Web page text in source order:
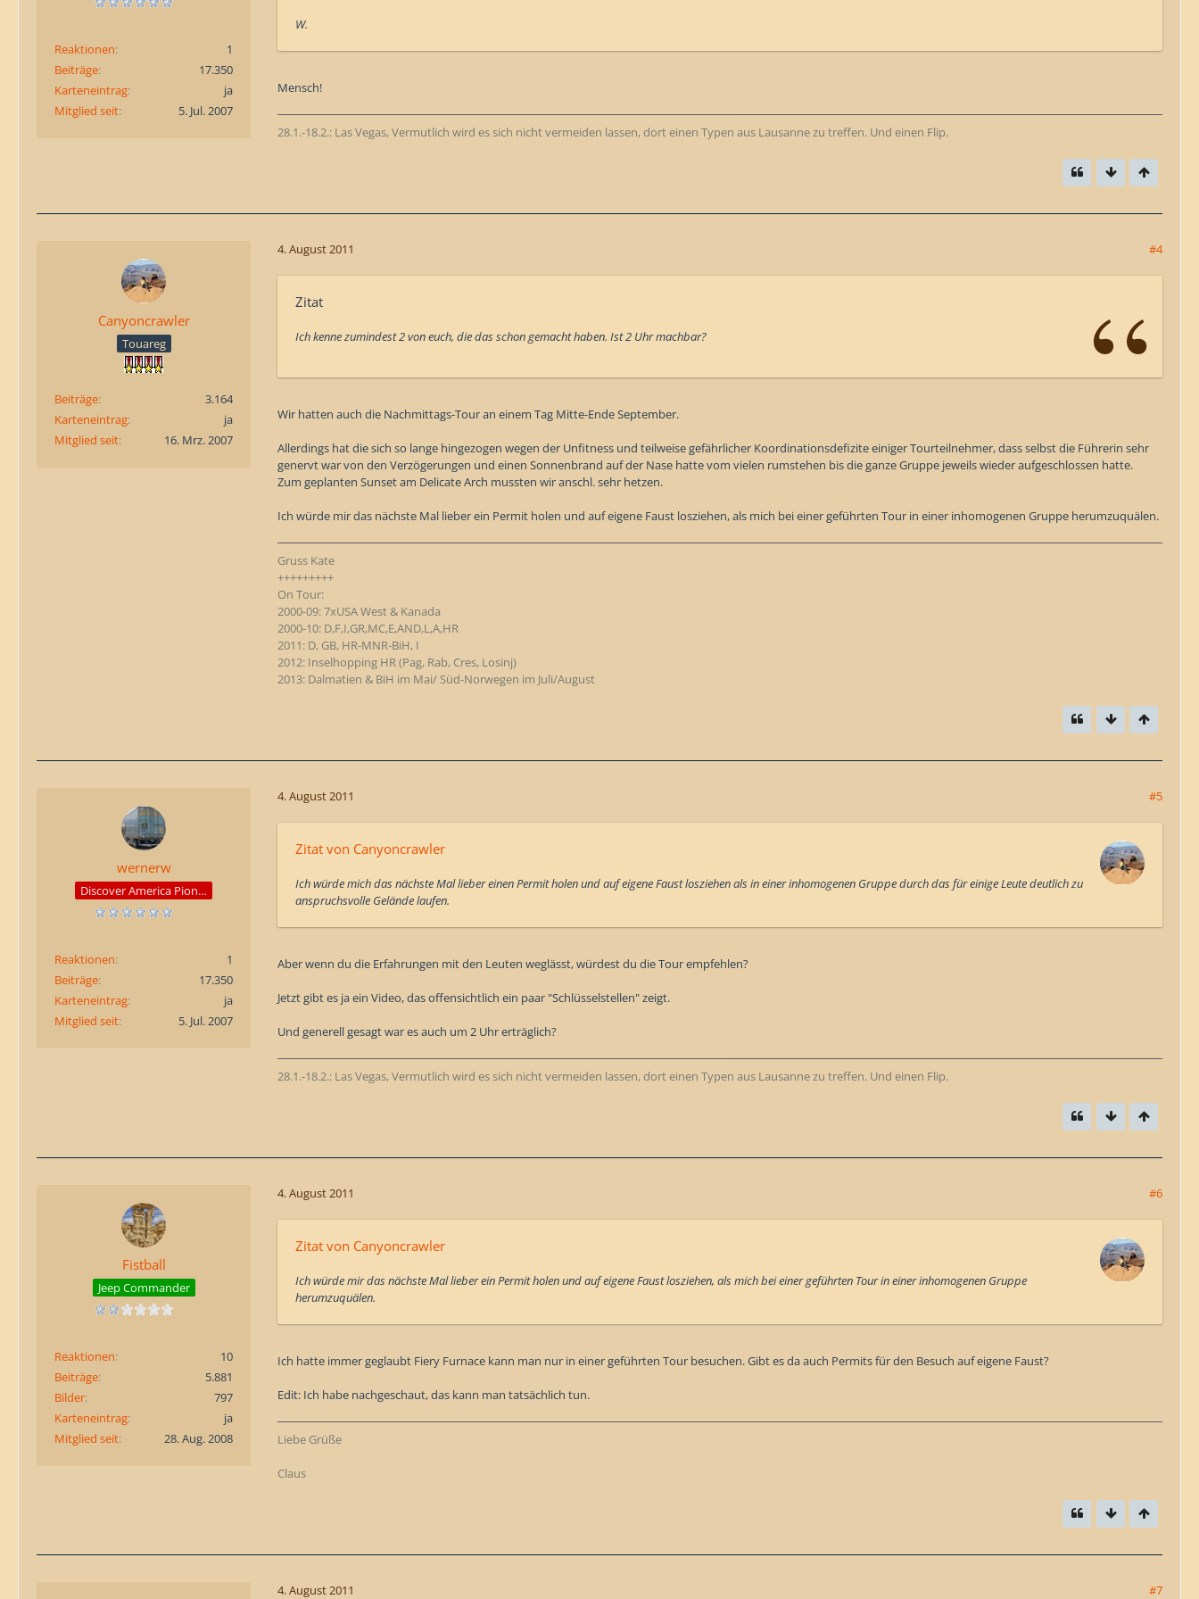
Reaktionen
1
Beiträge
17.350
Karteneintrag
ja
Mitglied seit
5. Jul. 2007
W.
Mensch!
28.1.-18.2.: Las Vegas, Vermutlich wird es sich nicht vermeiden lassen, dort einen Typen aus Lausanne zu treffen. Und einen Flip.
Canyoncrawler
Touareg
Beiträge
3.164
Karteneintrag
ja
Mitglied seit
16. Mrz. 2007
4. August 2011 #4
Zitat
Ich kenne zumindest 2 von euch, die das schon gemacht haben. Ist 2 Uhr machbar?
Wir hatten auch die Nachmittags-Tour an einem Tag Mitte-Ende September.
Allerdings hat die sich so lange hingezogen wegen der Unfitness und teilweise gefährlicher Koordinationsdefizite einiger Tourteilnehmer, dass selbst die Führerin sehr
genervt war von den Verzögerungen und einen Sonnenbrand auf der Nase hatte vom vielen rumstehen bis die ganze Gruppe jeweils wieder aufgeschlossen hatte.
Zum geplanten Sunset am Delicate Arch mussten wir anschl. sehr hetzen.
Ich würde mir das nächste Mal lieber ein Permit holen und auf eigene Faust losziehen, als mich bei einer geführten Tour in einer inhomogenen Gruppe herumzuquälen.
Gruss Kate
+++++++++
On Tour:
2000-09: 7xUSA West & Kanada
2000-10: D,F,I,GR,MC,E,AND,L,A,HR
2011: D, GB, HR-MNR-BiH, I
2012: Inselhopping HR (Pag, Rab, Cres, Losinj)
2013: Dalmatien & BiH im Mai/ Süd-Norwegen im Juli/August
wernerw
Discover America Pioneer
Reaktionen
1
Beiträge
17.350
Karteneintrag
ja
Mitglied seit
5. Jul. 2007
4. August 2011 #5
Zitat von Canyoncrawler
Ich würde mich das nächste Mal lieber einen Permit holen und auf eigene Faust losziehen als in einer inhomogenen Gruppe durch das für einige Leute deutlich zu
anspruchsvolle Gelände laufen.
Aber wenn du die Erfahrungen mit den Leuten weglässt, würdest du die Tour empfehlen?
Jetzt gibt es ja ein Video, das offensichtlich ein paar "Schlüsselstellen" zeigt.
Und generell gesagt war es auch um 2 Uhr erträglich?
28.1.-18.2.: Las Vegas, Vermutlich wird es sich nicht vermeiden lassen, dort einen Typen aus Lausanne zu treffen. Und einen Flip.
Fistball
Jeep Commander
Reaktionen
10
Beiträge
5.881
Bilder
797
Karteneintrag
ja
Mitglied seit
28. Aug. 2008
4. August 2011 #6
Zitat von Canyoncrawler
Ich würde mir das nächste Mal lieber ein Permit holen und auf eigene Faust losziehen, als mich bei einer geführten Tour in einer inhomogenen Gruppe
herumzuquälen.
Ich hatte immer geglaubt Fiery Furnace kann man nur in einer geführten Tour besuchen. Gibt es da auch Permits für den Besuch auf eigene Faust?
Edit: Ich habe nachgeschaut, das kann man tatsächlich tun.
Liebe Grüße
Claus
4. August 2011 #7